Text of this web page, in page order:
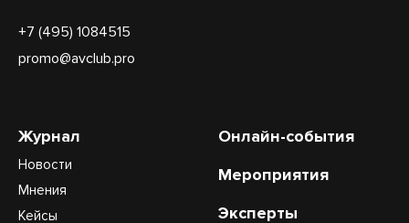
+7 (495) 1084515
promo@avclub.pro
Журнал
Новости
Мнения
Кейсы
Онлайн-события
Мероприятия
Эксперты